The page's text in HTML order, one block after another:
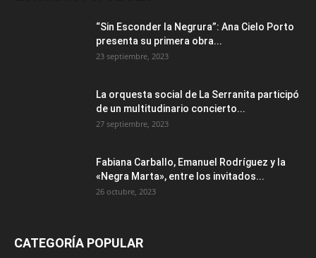
“Sin Esconder la Negrura”: Ana Cielo Porto
presenta su primera obra...
23 septiembre, 2023
La orquesta social de La Serranita participó
de un multitudinario concierto...
27 septiembre, 2023
Fabiana Carballo, Emanuel Rodríguez y la
«Negra Marta», entre los invitados...
26 octubre, 2023
CATEGORÍA POPULAR